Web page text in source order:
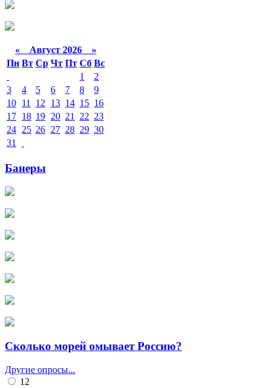
« Август 2026 »
Пн Вт Ср Чт Пт Сб Вс
1
2
3
4 5 6 7 8
9
10 11 12 13 14 15 16
17 18 19 20 21 22 23
24 25 26 27 28 29 30
31
Банеры
Сколько морей омывает Россию?
Другие опросы...
12